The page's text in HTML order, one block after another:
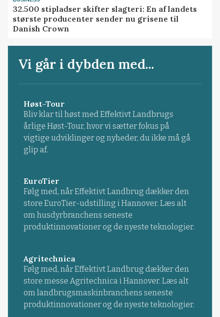
32.500 stipladser skifter slagteri: En af landets
største producenter sender nu grisene til
Danish Crown
Vi går i dybden med...
Høst-Tour
Bliv klar til høst med Effektivt Landbrugs
årlige Høst-Tour, hvor vi sætter fokus på
vigtige udviklinger og nyheder, du ikke må gå
glip af.
EuroTier
Følg med, når Effektivt Landbrug dækker den
store EuroTier-udstilling i Hannover. Læs alt
om husdyrbranchens seneste
produktinnovationer og de nyeste teknologier.
Agritechnica
Følg med, når Effektivt Landbrug dækker den
store messe Agritechnica i Hannover. Læs alt
om landbrugsmaskinbranchens seneste
produktinnovationer og de nyeste teknologier.